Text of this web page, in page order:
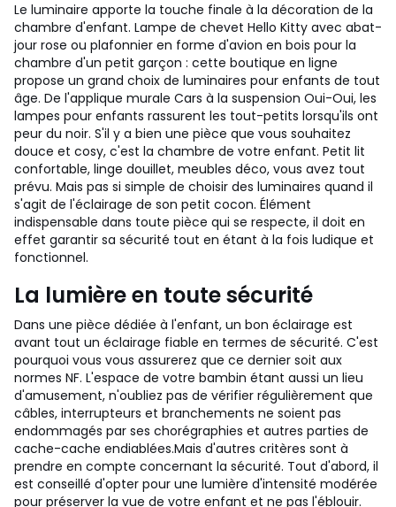
Le luminaire apporte la touche finale à la décoration de la
chambre d'enfant. Lampe de chevet Hello Kitty avec abat-
jour rose ou plafonnier en forme d'avion en bois pour la
chambre d'un petit garçon : cette boutique en ligne
propose un grand choix de luminaires pour enfants de tout
âge. De l'applique murale Cars à la suspension Oui-Oui, les
lampes pour enfants rassurent les tout-petits lorsqu'ils ont
peur du noir. S'il y a bien une pièce que vous souhaitez
douce et cosy, c'est la chambre de votre enfant. Petit lit
confortable, linge douillet, meubles déco, vous avez tout
prévu. Mais pas si simple de choisir des luminaires quand il
s'agit de l'éclairage de son petit cocon. Élément
indispensable dans toute pièce qui se respecte, il doit en
effet garantir sa sécurité tout en étant à la fois ludique et
fonctionnel.
La lumière en toute sécurité
Dans une pièce dédiée à l'enfant, un bon éclairage est
avant tout un éclairage fiable en termes de sécurité. C'est
pourquoi vous vous assurerez que ce dernier soit aux
normes NF. L'espace de votre bambin étant aussi un lieu
d'amusement, n'oubliez pas de vérifier régulièrement que
câbles, interrupteurs et branchements ne soient pas
endommagés par ses chorégraphies et autres parties de
cache-cache endiablées.Mais d'autres critères sont à
prendre en compte concernant la sécurité. Tout d'abord, il
est conseillé d'opter pour une lumière d'intensité modérée
pour préserver la vue de votre enfant et ne pas l'éblouir.